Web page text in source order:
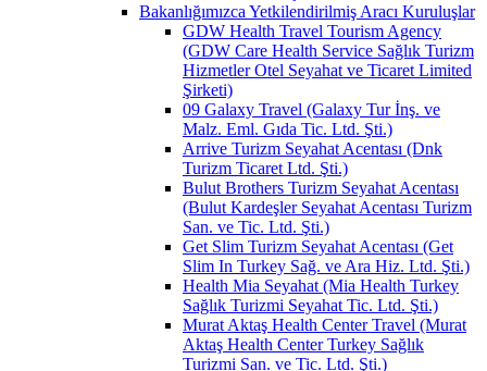
Bakanlığımızca Yetkilendirilmiş Aracı Kuruluşlar
GDW Health Travel Tourism Agency
(GDW Care Health Service Sağlık Turizm
Hizmetler Otel Seyahat ve Ticaret Limited
Şirketi)
09 Galaxy Travel (Galaxy Tur İnş. ve
Malz. Eml. Gıda Tic. Ltd. Şti.)
Arrive Turizm Seyahat Acentası (Dnk
Turizm Ticaret Ltd. Şti.)
Bulut Brothers Turizm Seyahat Acentası
(Bulut Kardeşler Seyahat Acentası Turizm
San. ve Tic. Ltd. Şti.)
Get Slim Turizm Seyahat Acentası (Get
Slim In Turkey Sağ. ve Ara Hiz. Ltd. Şti.)
Health Mia Seyahat (Mia Health Turkey
Sağlık Turizmi Seyahat Tic. Ltd. Şti.)
Murat Aktaş Health Center Travel (Murat
Aktaş Health Center Turkey Sağlık
Turizmi San. ve Tic. Ltd. Şti.)